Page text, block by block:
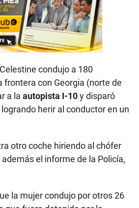
condujo a 180
frontera con Georgia (norte de
a la autopista I-10y disparó
herir al conductor en un
otro coche hiriendo al chófer
el informe de la Policía,
la mujer condujo por otros 26